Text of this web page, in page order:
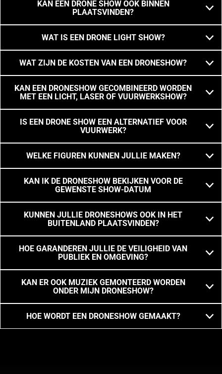
KAN EEN DRONE SHOW OOK BINNEN
PLAATSVINDEN?
WAT IS EEN DRONE LIGHT SHOW?
WAT ZIJN DE KOSTEN VAN EEN DRONESHOW?
KAN EEN DRONESHOW GECOMBINEERD WORDEN
MET EEN LICHT, LASER OF VUURWERKSHOW?
IS EEN DRONE SHOW EEN ALTERNATIEF VOOR
VUURWERK?
WELKE FIGUREN KUNNEN JULLIE MAKEN?
KAN IK DE DRONESHOW BEKIJKEN VOOR DE
GEWENSTE SHOW-DATUM
KUNNEN JULLIE DRONESHOWS OOK IN HET
BUITENLAND PLAATSVINDEN?
HOE GARANDEREN JULLIE DE VEILIGHEID VAN
PUBLIEK EN OMGEVING?
KAN ER OOK MUZIEK GEMONTEERD WORDEN
ONDER MIJN DRONESHOW?
HOE WORDT EEN DRONESHOW GEMAAKT?